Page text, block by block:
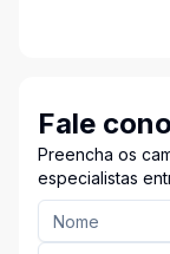
Fale
Preencha os
especialistas